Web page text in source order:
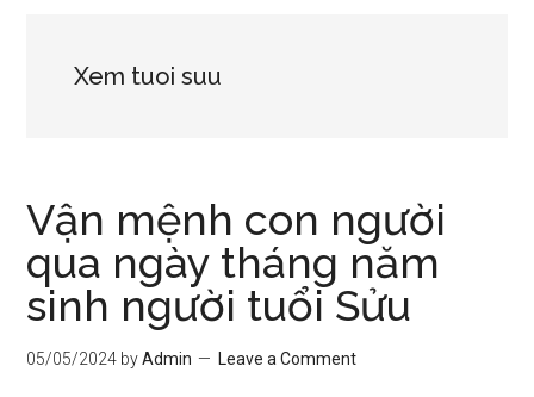
Xem tuoi suu
Vận mệnh con người
qua ngày tháng năm
sinh người tuổi Sửu
05/05/2024 byAdmin Leave a Comment